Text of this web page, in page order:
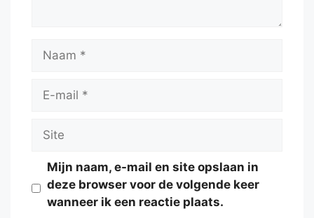
Naam
Site
Mijn naam, e-mail en site opslaan in
deze browser voor de volgende keer
wanneer ik een reactie plaats.